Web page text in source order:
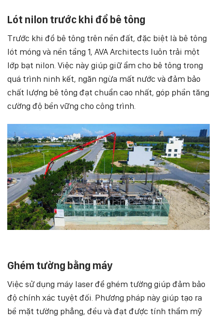
Lót nilon trước khi đổ bê tông
Trước khi đổ bê tông trên nền đất, đặc biệt là bê tông
lót móng và nền tầng 1, AVA Architects luôn trải một
lớp bạt nilon. Việc này giúp giữ ẩm cho bê tông trong
quá trình ninh kết, ngăn ngừa mất nước và đảm bảo
chất lượng bê tông đạt chuẩn cao nhất, góp phần tăng
cường độ bền vững cho công trình.
Ghém tường bằng máy
Việc sử dụng máy laser để ghém tường giúp đảm bảo
độ chính xác tuyệt đối. Phương pháp này giúp tạo ra
bề mặt tường phẳng, đều và đạt được tính thẩm mỹ